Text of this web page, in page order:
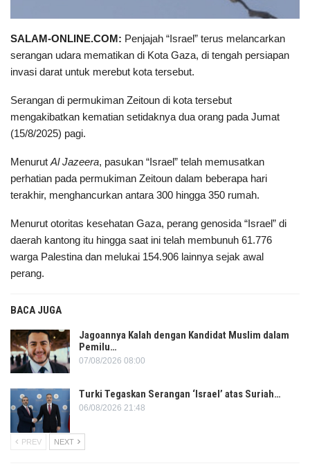
SALAM-ONLINE.COM: Penjajah “Israel” terus melancarkan
serangan udara mematikan di Kota Gaza, di tengah persiapan
invasi darat untuk merebut kota tersebut.
Serangan di permukiman Zeitoun di kota tersebut
mengakibatkan kematian setidaknya dua orang pada Jumat
(15/8/2025) pagi.
Menurut Al Jazeera, pasukan “Israel” telah memusatkan
perhatian pada permukiman Zeitoun dalam beberapa hari
terakhir, menghancurkan antara 300 hingga 350 rumah.
Menurut otoritas kesehatan Gaza, perang genosida “Israel” di
daerah kantong itu hingga saat ini telah membunuh 61.776
warga Palestina dan melukai 154.906 lainnya sejak awal
perang.
BACA JUGA
Jagoannya Kalah dengan Kandidat Muslim dalam
Pemilu…
07/08/2026 08:00
Turki Tegaskan Serangan ‘Israel’ atas Suriah…
06/08/2026 21:48
PREV NEXT